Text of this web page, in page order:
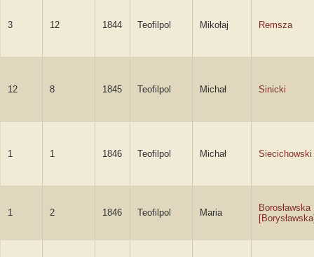
3 12 1844 Teofilpol Mikołaj Remsza
12 8 1845 Teofilpol Michał Sinicki
1 1 1846 Teofilpol Michał Siecichowski
1 2 1846 Teofilpol Maria
Borosławska